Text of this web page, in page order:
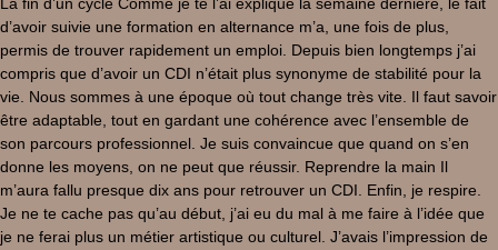
La fin d’un cycle Comme je te l’ai expliqué la semaine dernière, le fait
d’avoir suivie une formation en alternance m’a, une fois de plus,
permis de trouver rapidement un emploi. Depuis bien longtemps j’ai
compris que d’avoir un CDI n’était plus synonyme de stabilité pour la
vie. Nous sommes à une époque où tout change très vite. Il faut savoir
être adaptable, tout en gardant une cohérence avec l’ensemble de
son parcours professionnel. Je suis convaincue que quand on s’en
donne les moyens, on ne peut que réussir. Reprendre la main Il
m’aura fallu presque dix ans pour retrouver un CDI. Enfin, je respire.
Je ne te cache pas qu’au début, j’ai eu du mal à me faire à l’idée que
je ne ferai plus un métier artistique ou culturel. J’avais l’impression de